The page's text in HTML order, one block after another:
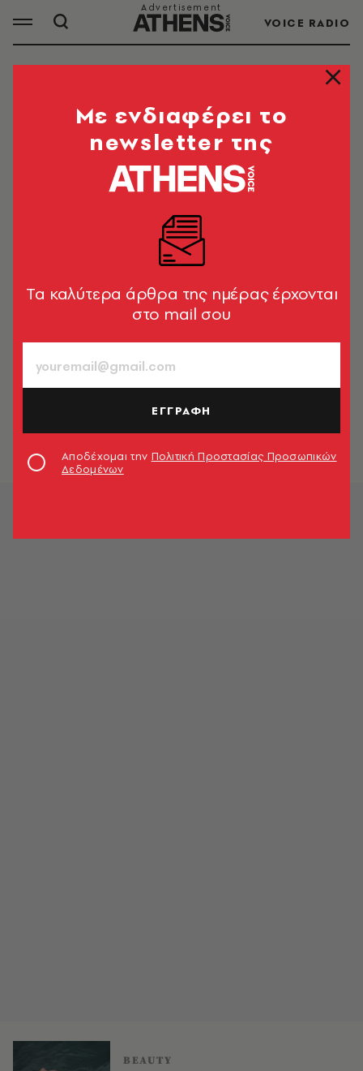
VOICE RADIO
ΜΠΕΛΑ ΧΑΝΤΙΝΤ
ΟΛΑ ΤΑ ΑΡΘΡΑ ΤΟΥ TAG
ΚΟΣΜΟΣ
θανατικές απειλές μετά την
ανάρτηση της Τζίτζι
FASHION
Ακουστικά: cool στιλ χωρίς ιδιαίτερη
προσπάθεια
Λίνα Μανδράκου
BEAUTY
Mε ενδιαφέρει το
newsletter της
Tα καλύτερα άρθρα της ημέρας έρχονται
στο mail σου
ΕΓΓΡΑΦΗ
Αποδέχομαι την Πολιτική Προστασίας Προσωπικών
Δεδομένων